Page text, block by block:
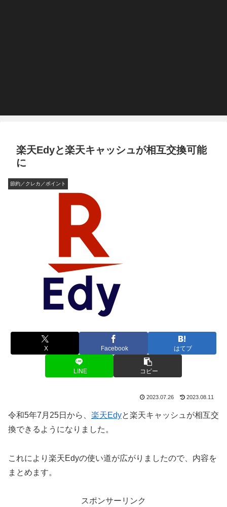
楽天Edyと楽天キャッシュが相互交換可能
に
節約／クレカ／ポイント
X Facebook はてブ
LINE コピー
2023.07.26 2023.08.11
令和5年7月25日から、 楽天Edyと楽天キャッシュが相互交
換できるようになりました。
これにより楽天Edyの使い道が広がりましたので、内容を
まとめます。
スポンサーリンク